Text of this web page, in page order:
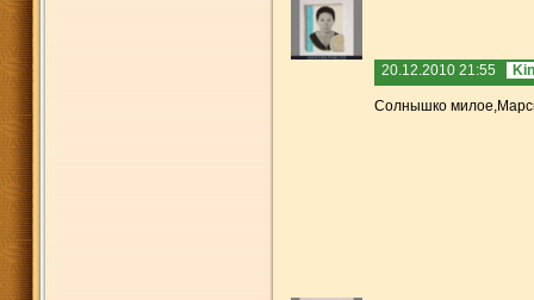
20.12.2010 21:55
Солнышко